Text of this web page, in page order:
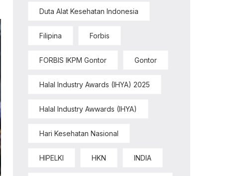
Duta Alat Kesehatan Indonesia
Filipina Forbis
FORBIS IKPM Gontor Gontor
Halal Industry Awards (IHYA) 2025
Halal Industry Awwards (IHYA)
Hari Kesehatan Nasional
HIPELKI HKN INDIA